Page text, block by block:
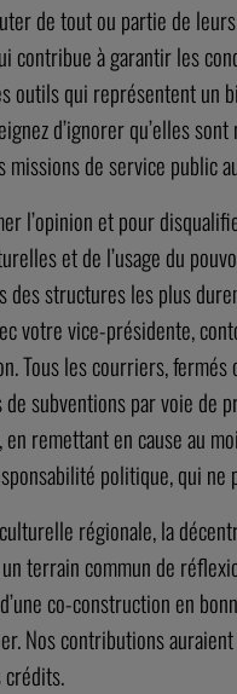
de tout ou partie de
contribue à garantir les
qui représentent un
d’ignorer qu’elles
de service public
et pour
et de l’usage du
structures les plus
votre vice-présidente,
Tous les courriers,
subventions par voie de
remettant en cause au
politique, qui
régionale, la
commun de
co-construction en
Nos contributions
crédits.